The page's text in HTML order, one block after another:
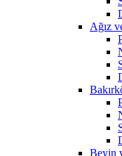
Ağız
Beyin